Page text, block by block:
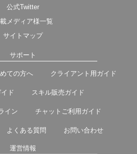
公式Twitter
メディア様一覧
サイトマップ
サポート
ての方へ クライアント用ガイド
ド スキル販売ガイド
イン チャットご利用ガイド
よくある質問 お問い合わせ
運営情報